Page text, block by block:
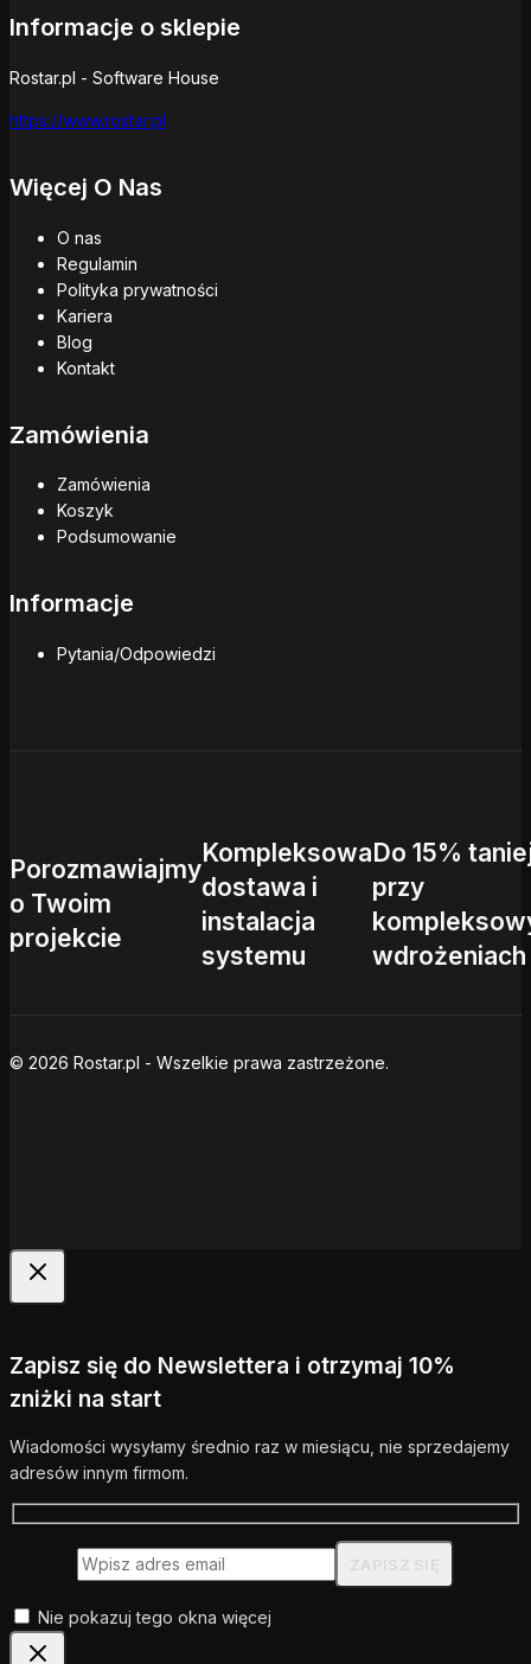
Informacje o sklepie
Rostar.pl - Software House
https://www.rostar.pl
Więcej O Nas
O nas
Regulamin
Polityka prywatności
Kariera
Blog
Kontakt
Zamówienia
Zamówienia
Koszyk
Podsumowanie
Informacje
Pytania/Odpowiedzi
Porozmawiajmy
o Twoim
projekcie
Kompleksowa
dostawa i
instalacja
systemu
Do 15%
przy
wdrożeniach
© 2026 Rostar.pl - Wszelkie prawa zastrzeżone.
Zapisz się do Newslettera i otrzymaj 10%
zniżki na start
Wiadomości wysyłamy średnio raz w miesiącu, nie sprzedajemy
adresów innym firmom.
Nie pokazuj tego okna więcej